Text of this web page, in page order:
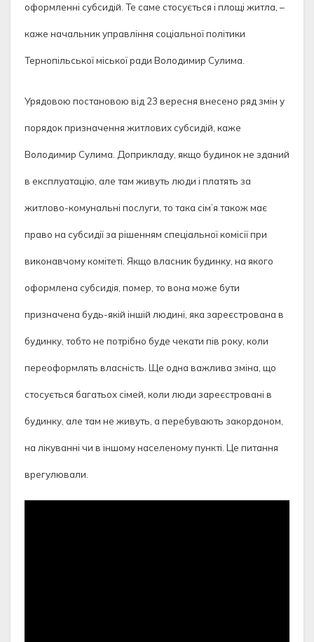
оформленні субсидій. Те саме стосується і площі житла, –
каже начальник управління соціальної політики
Тернопільської міської ради Володимир Сулима.
Урядовою постановою від 23 вересня внесено ряд змін у
порядок призначення житлових субсидій, каже
Володимир Сулима. Доприкладу, якщо будинок не зданий
в експлуатацію, але там живуть люди і платять за
житлово-комунальні послуги, то така сім’я також має
право на субсидії за рішенням спеціальної комісії при
виконавчому комітеті. Якщо власник будинку, на якого
оформлена субсидія, помер, то вона може бути
призначена будь-якій іншій людині, яка зареєстрована в
будинку, тобто не потрібно буде чекати пів року, коли
переоформлять власність. Ще одна важлива зміна, що
стосується багатьох сімей, коли люди зареєстровані в
будинку, але там не живуть, а перебувають закордоном,
на лікуванні чи в іншому населеному пункті. Це питання
врегулювали.